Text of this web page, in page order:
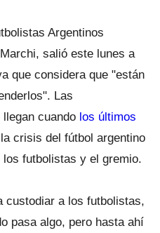
Argentinos
salió este lunes a
que considera que "están
Las
cuando los últimos
crisis del fútbol argentino
futbolistas y el gremio.
custodiar a los futbolistas,
pasa algo, pero hasta ahí